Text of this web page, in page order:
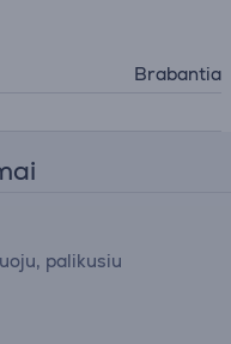
Brabantia
palikusiu